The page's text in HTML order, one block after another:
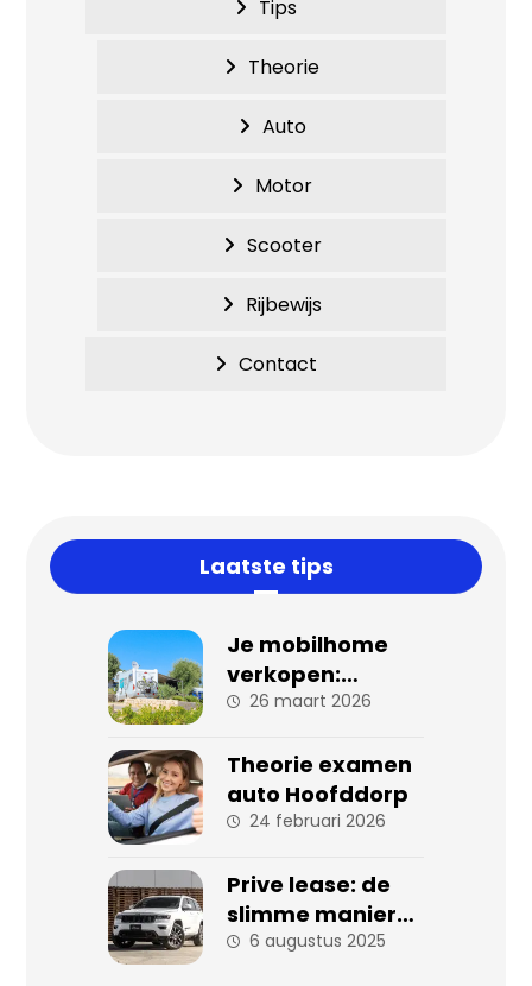
Tips
Theorie
Auto
Motor
Scooter
Rijbewijs
Contact
Laatste tips
Je mobilhome
verkopen:
stappen en tips
succesvolle
verkoop
26 maart 2026
Theorie examen
auto Hoofddorp
24 februari 2026
Prive lease: de
slimme manier
om zorgeloos
6 augustus 2025